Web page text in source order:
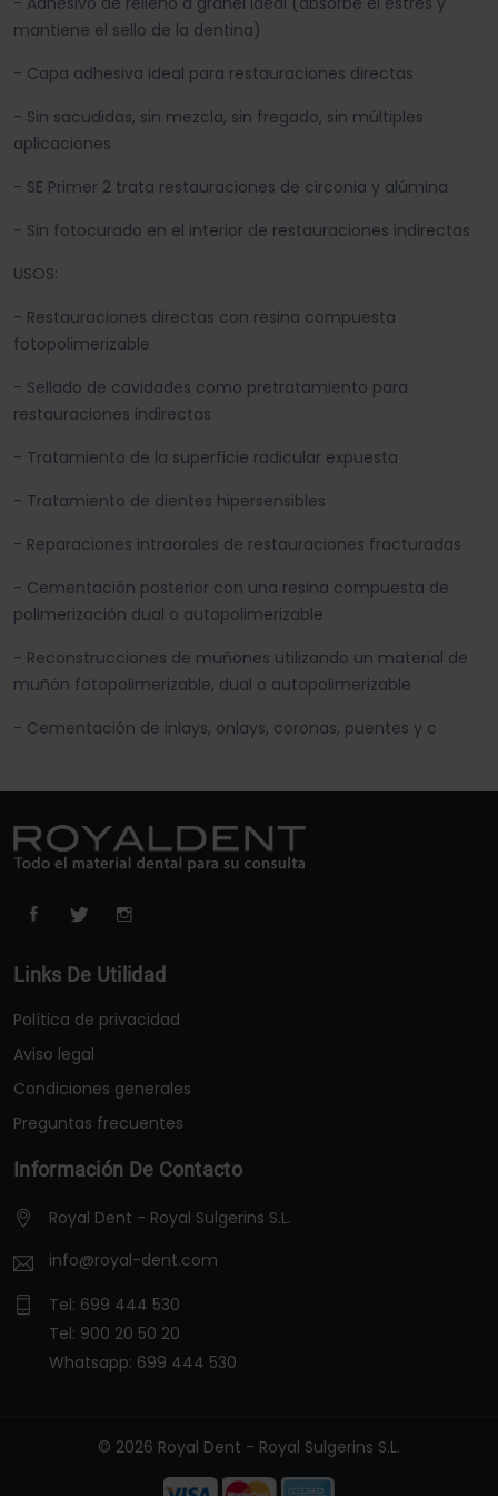
mantiene el sello de la dentina)
- Capa adhesiva ideal para restauraciones directas
- Sin sacudidas, sin mezcla, sin fregado, sin múltiples
aplicaciones
- SE Primer 2 trata restauraciones de circonia y alúmina
- Sin fotocurado en el interior de restauraciones indirectas
USOS:
- Restauraciones directas con resina compuesta
fotopolimerizable
- Sellado de cavidades como pretratamiento para
restauraciones indirectas
- Tratamiento de la superficie radicular expuesta
- Tratamiento de dientes hipersensibles
- Reparaciones intraorales de restauraciones fracturadas
- Cementación posterior con una resina compuesta de
polimerización dual o autopolimerizable
- Reconstrucciones de muñones utilizando un material de
muñón fotopolimerizable, dual o autopolimerizable
- Cementación de inlays, onlays, coronas, puentes y c
Links De Utilidad
Política de privacidad
Aviso legal
Condiciones generales
Preguntas frecuentes
Información De Contacto
Royal Dent - Royal Sulgerins S.L.
info@royal-dent.com
Tel: 699 444 530
Tel: 900 20 50 20
Whatsapp: 699 444 530
© 2026 Royal Dent - Royal Sulgerins S.L.